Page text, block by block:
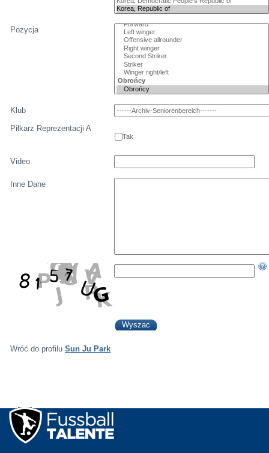
Pozycja
Klub
Piłkarz Reprezentacji A
Tak
Video
Inne Dane
Wróć do profilu Sun Ju Park